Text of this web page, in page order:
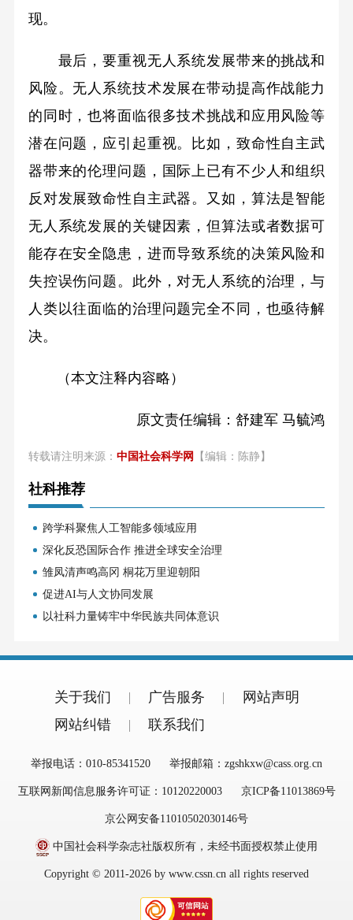
现。
最后，要重视无人系统发展带来的挑战和
风险。无人系统技术发展在带动提高作战能力
的同时，也将面临很多技术挑战和应用风险等
潜在问题，应引起重视。比如，致命性自主武
器带来的伦理问题，国际上已有不少人和组织
反对发展致命性自主武器。又如，算法是智能
无人系统发展的关键因素，但算法或者数据可
能存在安全隐患，进而导致系统的决策风险和
失控误伤问题。此外，对无人系统的治理，与
人类以往面临的治理问题完全不同，也亟待解
决。
（本文注释内容略）
原文责任编辑：舒建军 马毓鸿
转载请注明来源： 中国社会科学网 【编辑：陈静】
社科推荐
跨学科聚焦人工智能多领域应用
深化反恐国际合作 推进全球安全治理
雏凤清声鸣高冈 桐花万里迎朝阳
促进AI与人文协同发展
以社科力量铸牢中华民族共同体意识
关于我们 广告服务
网站声明
网站纠错
联系我们
举报电话：010-85341520 举报邮箱：zgshkxw@cass.org.cn
互联网新闻信息服务许可证：10120220003 京ICP备11013869号
京公网安备11010502030146号
中国社会科学杂志社版权所有，未经书面授权禁止使用
Copyright © 2011-2026 by www.cssn.cn all rights reserved